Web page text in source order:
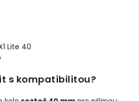
Lite 40
s kompatibilitou?